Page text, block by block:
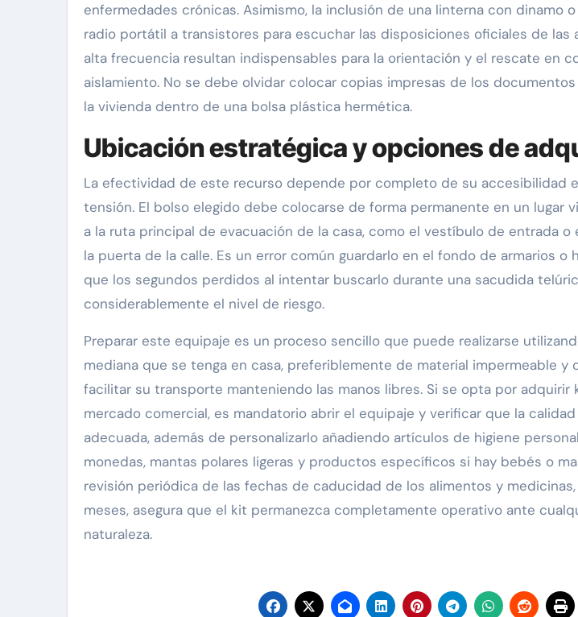
enfermedades crónicas. Asimismo, la inclusión de una linterna con dinamo
radio portátil a transistores para escuchar las disposiciones oficiales de las
alta frecuencia resultan indispensables para la orientación y el rescate en
aislamiento. No se debe olvidar colocar copias impresas de los
la vivienda dentro de una bolsa plástica hermética.
Ubicación estratégica y opciones de
La efectividad de este recurso depende por completo de su accesibilidad
tensión. El bolso elegido debe colocarse de forma permanente en un lugar
a la ruta principal de evacuación de la casa, como el vestíbulo de entrada
la puerta de la calle. Es un error común guardarlo en el fondo de armarios o
que los segundos perdidos al intentar buscarlo durante una sacudida
considerablemente el nivel de riesgo.
Preparar este equipaje es un proceso sencillo que puede realizarse
mediana que se tenga en casa, preferiblemente de material impermeable y
facilitar su transporte manteniendo las manos libres. Si se opta por adquirir
mercado comercial, es mandatorio abrir el equipaje y verificar que la
adecuada, además de personalizarlo añadiendo artículos de higiene
monedas, mantas polares ligeras y productos específicos si hay bebés o
revisión periódica de las fechas de caducidad de los alimentos y
meses, asegura que el kit permanezca completamente operativo ante
naturaleza.